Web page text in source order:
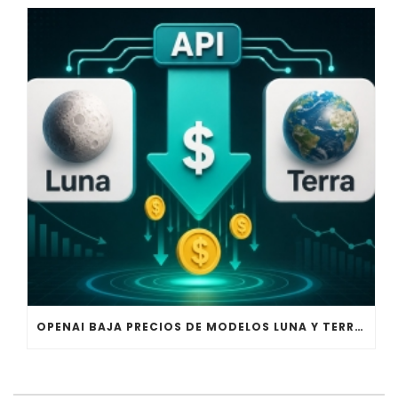
OPENAI BAJA PRECIOS DE MODELOS LUNA Y TERRA EN LA API